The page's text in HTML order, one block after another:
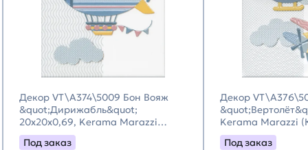
Декор VT\A374\5009 Бон Вояж
&quot;Дирижабль&quot;
20x20x0,69, Kerama Marazzi
(Керама Марацци)
Под заказ
Декор
Kerama Marazzi
Марацци)
Под заказ